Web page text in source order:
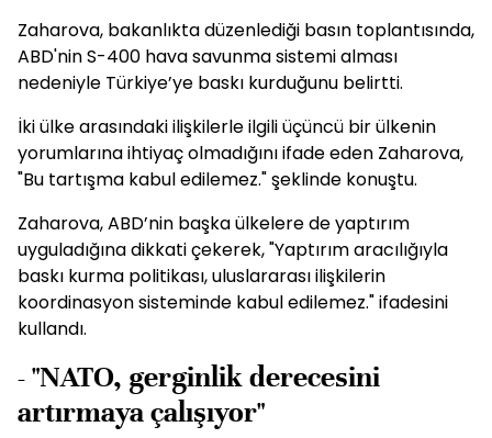
Zaharova, bakanlıkta düzenlediği basın toplantısında,
ABD'nin S-400 hava savunma sistemi alması
nedeniyle Türkiye’ye baskı kurduğunu belirtti.
İki ülke arasındaki ilişkilerle ilgili üçüncü bir ülkenin
yorumlarına ihtiyaç olmadığını ifade eden Zaharova,
"Bu tartışma kabul edilemez." şeklinde konuştu.
Zaharova, ABD’nin başka ülkelere de yaptırım
uyguladığına dikkati çekerek, "Yaptırım aracılığıyla
baskı kurma politikası, uluslararası ilişkilerin
koordinasyon sisteminde kabul edilemez." ifadesini
kullandı.
- "NATO, gerginlik derecesini
artırmaya çalışıyor"